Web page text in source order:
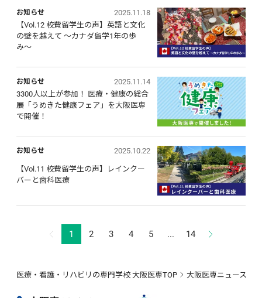
お知らせ
2025.11.18
【Vol.12 校費留学生の声】英語と文化
の壁を越えて 〜カナダ留学1年の歩
み〜
お知らせ
2025.11.14
3300人以上が参加！ 医療・健康の総合
展「うめきた健康フェア」を大阪医専
で開催！
お知らせ 2025.10.22
【Vol.11 校費留学生の声】レインクー
バーと歯科医療
1 2 3 4 5 ... 14
医療・看護・リハビリの専門学校 大阪医専TOP 大阪医専ニュース